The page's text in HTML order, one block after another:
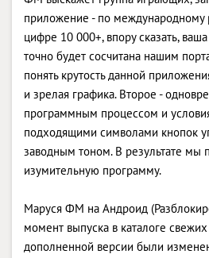
приложение - по международному
цифре 10 000+, впору сказать,
точно будет сосчитана нашим
понять крутость данной
и зрелая графика. Второе -
программным процессом и
подходящими символами кнопок
заводным тоном. В результате мы
изумительную программу.
Маруся ФМ на Андроид
момент выпуска в каталоге
дополненной версии были